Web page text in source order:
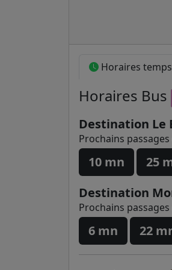
Horaires
Horaires Bus
Destination Le
Prochains passages
10 mn
25
Destination
Prochains passages
6 mn 22